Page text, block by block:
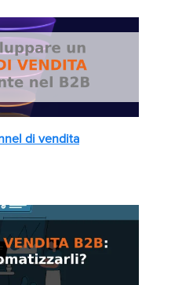
di vendita